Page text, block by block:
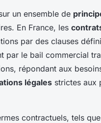
un ensemble de
En France, les
par des clauses
par le bail commercial
répondant aux
légales strictes aux
contractuels, tels